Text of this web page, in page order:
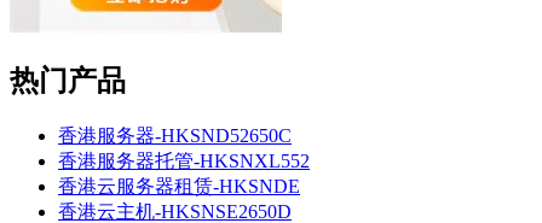
热门产品
香港服务器-HKSND52650C
香港服务器托管-HKSNXL552
香港云服务器租赁-HKSNDE
香港云主机-HKSNSE2650D